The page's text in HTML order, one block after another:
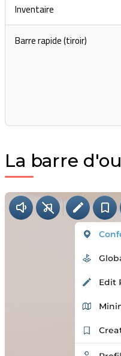
Inventaire
Barre rapide (tiroir)
La barre